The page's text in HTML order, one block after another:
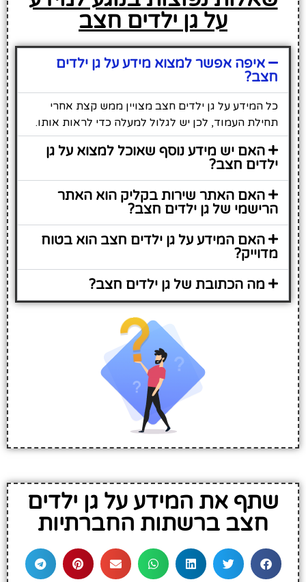
על גן ילדים חצב
איפה אפשר למצוא מידע על גן ילדים
חצב?
כל המידע על גן ילדים חצב מצויין ממש קצת אחרי
תחילת העמוד, לכן יש לגלול למעלה כדי לראות אותו.
האם יש מידע נוסף שאוכל למצוא על גן
ילדים חצב?
האם האתר שירות בקליק הוא האתר
הרישמי של גן ילדים חצב?
האם המידע על גן ילדים חצב הוא בטוח
מדוייק?
מה הכתובת של גן ילדים חצב?
שתף את המידע על גן ילדים
חצב ברשתות החברתיות